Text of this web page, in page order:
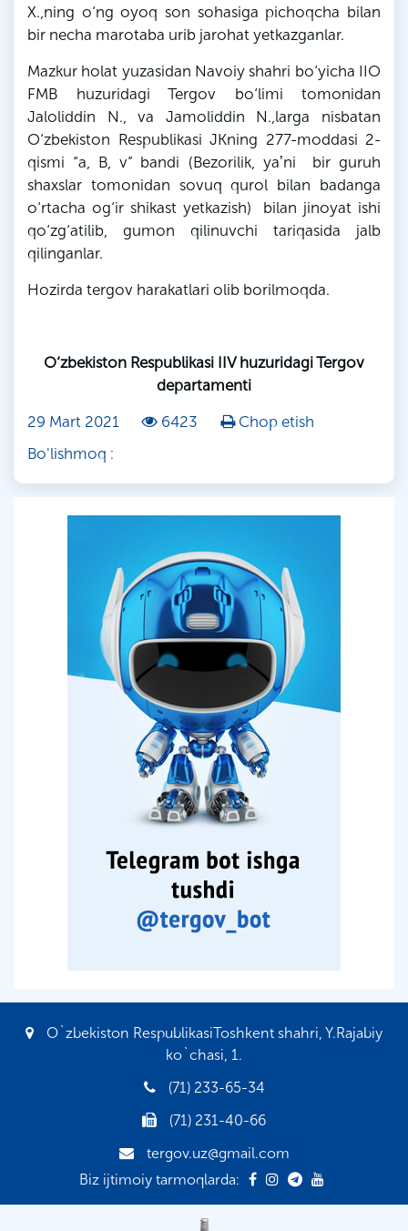
X.,ning o‘ng oyoq son sohasiga pichoqcha bilan
bir necha marotaba urib jarohat yetkazganlar.
Mazkur holat yuzasidan Navoiy shahri bo‘yicha IIO
FMB huzuridagi Tergov bo‘limi tomonidan
Jaloliddin N., va Jamoliddin N.,larga nisbatan
O‘zbekiston Respublikasi JKning 277-moddasi 2-
qismi “a, B,v” bandi (Bezorilik, yaʼni bir guruh
shaxslar tomonidan sovuq qurol bilan badanga
o‘rtacha og‘ir shikast yetkazish) bilan jinoyat ishi
qo‘zg‘atilib, gumon qilinuvchi tariqasida jalb
qilinganlar.
Hozirda tergov harakatlari olib borilmoqda.
O‘zbekiston Respublikasi IIV huzuridagi Tergov
departamenti
29 Mart 2021
6423
Chop etish
Bo'lishmoq :
O`zbekiston RespublikasiToshkent shahri, Y.Rajabiy
ko`chasi, 1.
(71) 233-65-34
(71) 231-40-66
tergov.uz@gmail.com
Biz ijtimoiy tarmoqlarda: